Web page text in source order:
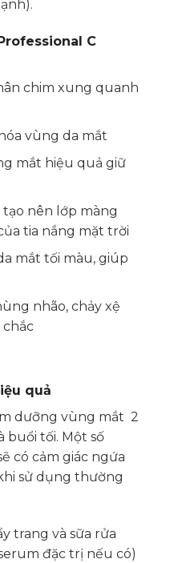
C
chim xung quanh
vùng da mắt
mắt hiệu quả giữ
nên lớp màng
tia nắng mặt trời
mắt tối màu, giúp
nhão, chảy xệ
quả
dưỡng vùng mắt 2
buổi tối. Một số
có cảm giác ngứa
sử dụng thường
trang và sữa rửa
đặc trị nếu có)